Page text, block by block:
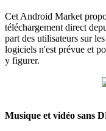
Cet Android Market
téléchargement direct
part des utilisateurs sur
logiciels n'est prévue et
y figurer.
Musique et vidéo sans